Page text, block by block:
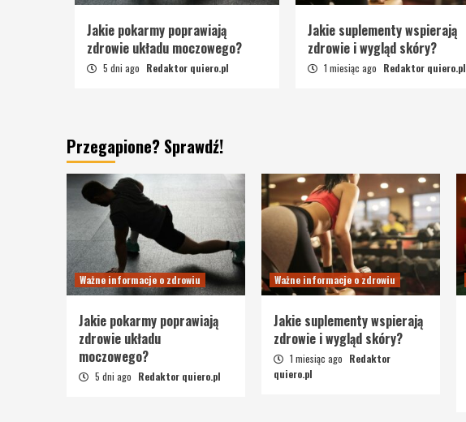
Jakie pokarmy poprawiają
zdrowie układu moczowego?
5 dni ago Redaktor quiero.pl
Jakie suplementy wspierają
zdrowie i wygląd skóry?
1 miesiąc ago Redaktor quiero.pl
Przegapione? Sprawdź!
Ważne informacje o zdrowiu
Jakie pokarmy poprawiają
zdrowie układu
moczowego?
5 dni ago Redaktor quiero.pl
Ważne informacje o zdrowiu
Jakie suplementy wspierają
zdrowie i wygląd skóry?
1 miesiąc ago Redaktor
quiero.pl